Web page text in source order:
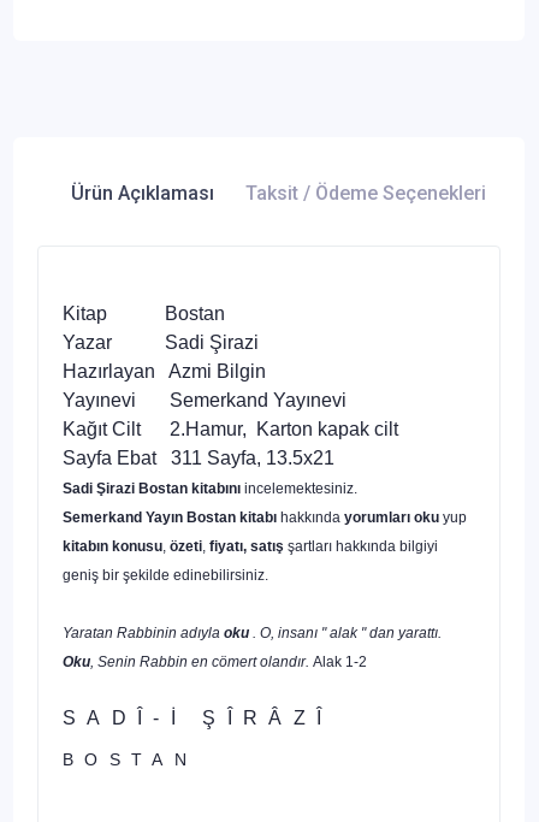
Ürün Açıklaması Taksit / Ödeme Seçenekleri
Kitap Bostan
Yazar Sadi Şirazi
Hazırlayan Azmi Bilgin
Yayınevi Semerkand Yayınevi
Kağıt Cilt 2.Hamur, Karton kapak cilt
Sayfa Ebat 311 Sayfa, 13.5x21
Sadi Şirazi Bostan kitabını incelemektesiniz.
Semerkand Yayın Bostan kitabı hakkında yorumları oku yup
kitabın konusu, özeti, fiyatı, satış şartları hakkında bilgiyi
geniş bir şekilde edinebilirsiniz.
Yaratan Rabbinin adıyla oku . O, insanı " alak " dan yarattı.
Oku, Senin Rabbin en cömert olandır. Alak 1-2
SADÎ-İ ŞÎRÂZÎ
BOSTAN